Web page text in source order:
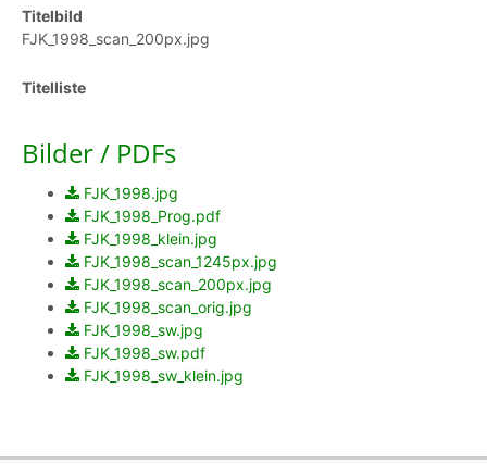
Titelbild
FJK_1998_scan_200px.jpg
Titelliste
Bilder / PDFs
FJK_1998.jpg
FJK_1998_Prog.pdf
FJK_1998_klein.jpg
FJK_1998_scan_1245px.jpg
FJK_1998_scan_200px.jpg
FJK_1998_scan_orig.jpg
FJK_1998_sw.jpg
FJK_1998_sw.pdf
FJK_1998_sw_klein.jpg